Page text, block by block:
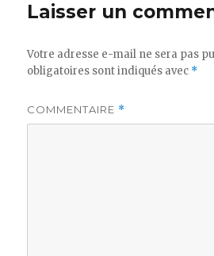
Laisser un
Votre adresse e-mail ne sera pas
obligatoires sont indiqués avec *
COMMENTAIRE *